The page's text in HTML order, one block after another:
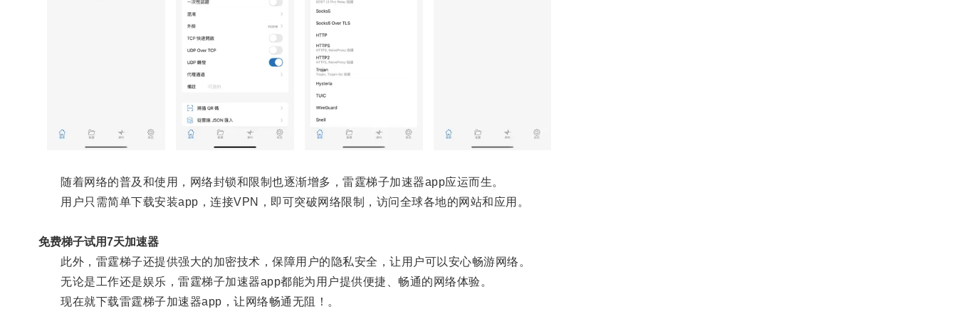
随着网络的普及和使用，网络封锁和限制也逐渐增多，雷霆梯子加速器app应运而生。
用户只需简单下载安装app，连接VPN，即可突破网络限制，访问全球各地的网站和应用。
免费梯子试用7天加速器
此外，雷霆梯子还提供强大的加密技术，保障用户的隐私安全，让用户可以安心畅游网络。
无论是工作还是娱乐，雷霆梯子加速器app都能为用户提供便捷、畅通的网络体验。
现在就下载雷霆梯子加速器app，让网络畅通无阻！。